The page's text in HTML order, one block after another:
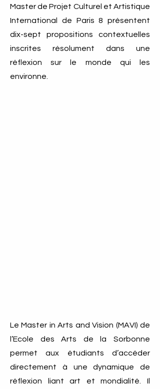
Master de Projet Culturel et Artistique
International de Paris 8 présentent
dix-sept propositions contextuelles
inscrites résolument dans une
réflexion sur le monde qui les
environne.
Le Master in Arts and Vision (MAVI) de
l’Ecole des Arts de la Sorbonne
permet aux étudiants d’accéder
directement à une dynamique de
réflexion liant art et mondialité. Il